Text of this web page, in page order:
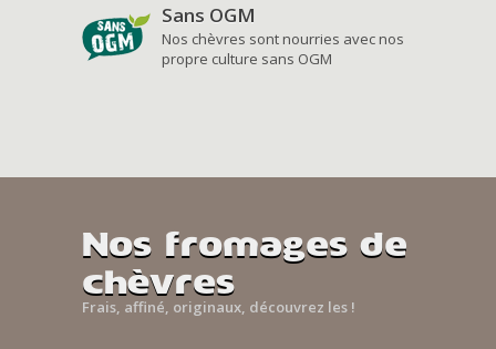
Sans OGM
Nos chèvres sont nourries avec nos
propre culture sans OGM
Nos fromages de
chèvres
Frais, affiné, originaux, découvrez les !